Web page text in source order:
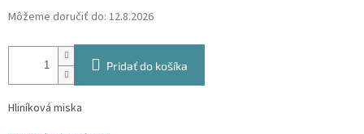
Môžeme doručiť do: 12.8.2026
Pridať do košíka
Hliníková miska